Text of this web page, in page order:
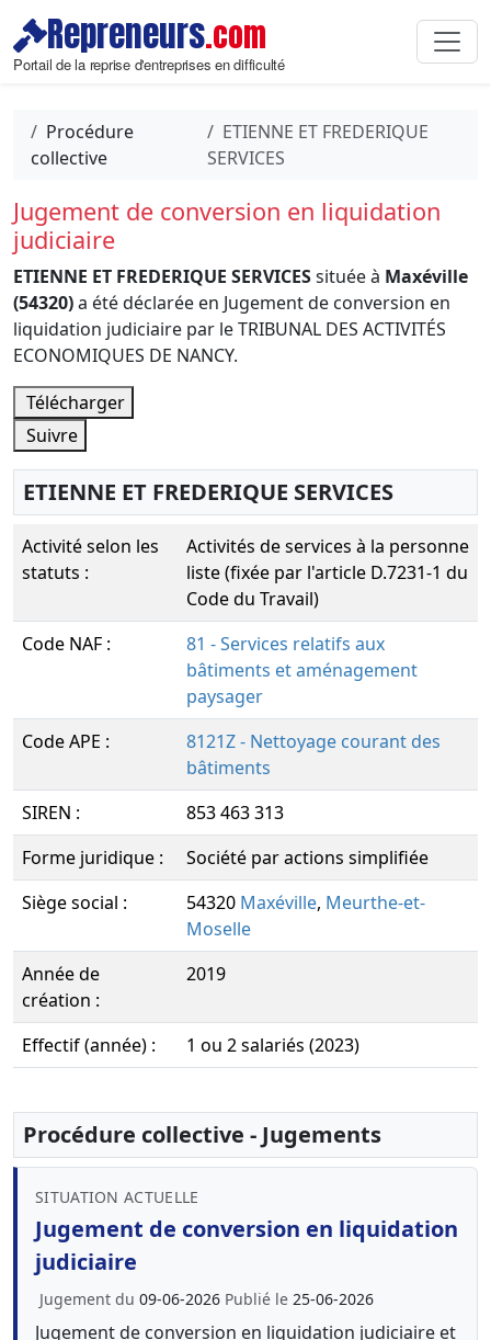
Repreneurs.com
Portail de la reprise d'entreprises en difficulté
Procédure
collective
ETIENNE ET FREDERIQUE
SERVICES
Jugement de conversion en liquidation
judiciaire
ETIENNE ET FREDERIQUE SERVICESsituée à Maxéville
(54320)a été déclarée en Jugement de conversion en
liquidation judiciaire par le TRIBUNAL DES ACTIVITÉS
ECONOMIQUES DE NANCY.
Télécharger
Suivre
ETIENNE ET FREDERIQUE SERVICES
Activité selon les
statuts :
Activités de services à la personne
liste (fixée par l'article D.7231-1 du
Code du Travail)
Code NAF :
81 - Services relatifs aux
bâtiments et aménagement
paysager
Code APE :
8121Z - Nettoyage courant des
bâtiments
SIREN :
853 463 313
Forme juridique :
Société par actions simplifiée
Siège social :
54320 Maxéville, Meurthe-et-
Moselle
Année de
création :
2019
Effectif (année) : 1 ou 2 salariés (2023)
Procédure collective - Jugements
SITUATION ACTUELLE
Jugement de conversion en liquidation
judiciaire
Jugement du 09-06-2026 Publié le 25-06-2026
Jugement de conversion en liquidation judiciaire et